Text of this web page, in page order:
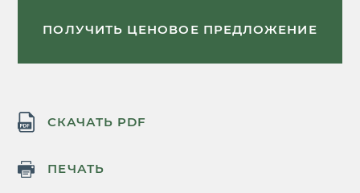
ПОЛУЧИТЬ ЦЕНОВОЕ ПРЕДЛОЖЕНИЕ
СКАЧАТЬ PDF
ПЕЧАТЬ